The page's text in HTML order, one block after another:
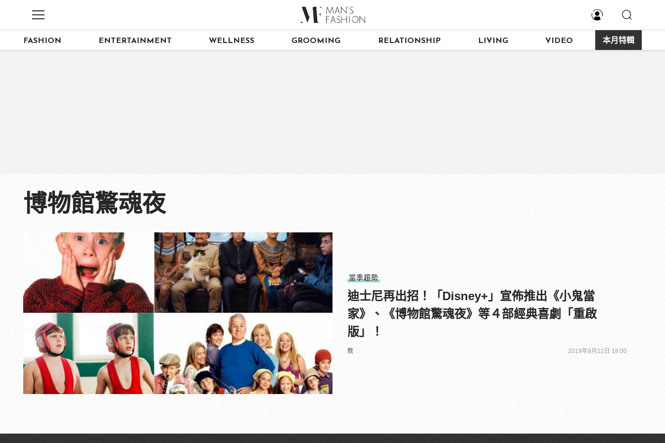
FASHION ENTERTAINMENT WELLNESS GROOMING RELATIONSHIP LIVING VIDEO 本月特輯
博物館驚魂夜
當季趨勢
迪士尼再出招！「Disney+」宣佈推出《小鬼當
家》、《博物館驚魂夜》等４部經典喜劇「重啟
版」！
教 2019年8月12日 18:00